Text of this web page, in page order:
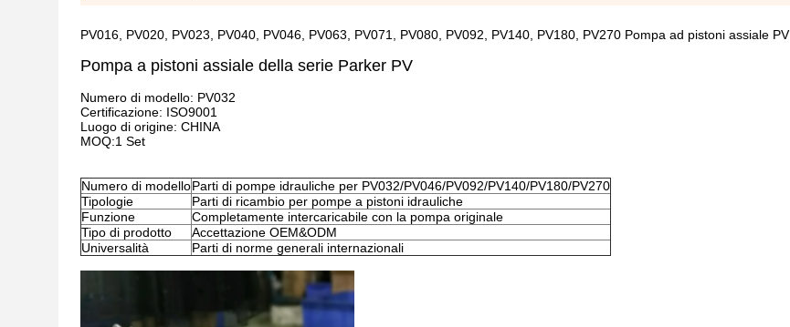
PV016, PV020, PV023, PV040, PV046, PV063, PV071, PV080, PV092, PV140, PV180, PV270 Pompa ad pistoni assiale PV
Pompa a pistoni assiale della serie Parker PV
Numero di modello: PV032
Certificazione: ISO9001
Luogo di origine: CHINA
MOQ:1 Set
Numero di modelloParti di pompe idrauliche per PV032/PV046/PV092/PV140/PV180/PV270
Tipologie
Parti di ricambio per pompe a pistoni idrauliche
Funzione
Completamente intercaricabile con la pompa originale
Tipo di prodotto
Accettazione OEM&ODM
Universalità
Parti di norme generali internazionali